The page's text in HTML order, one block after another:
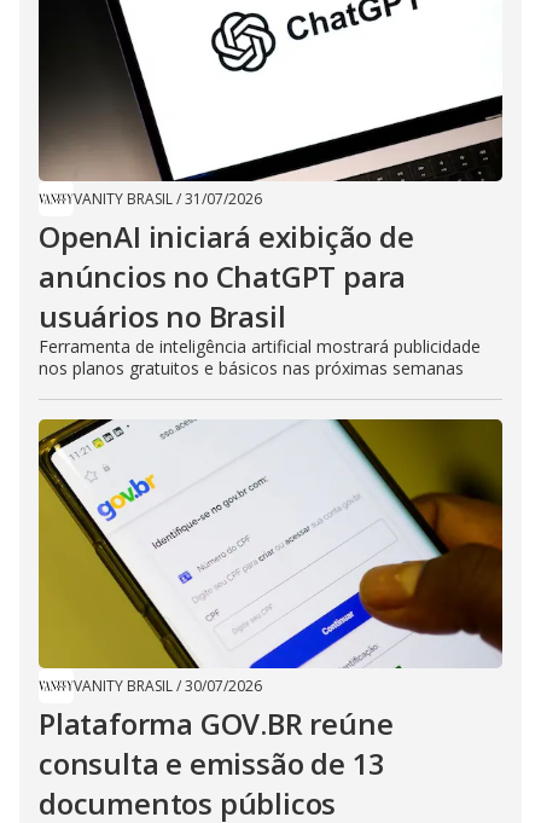
VANITY BRASIL/31/07/2026
OpenAI iniciará exibição de
anúncios no ChatGPT para
usuários no Brasil
Ferramenta de inteligência artificial mostrará publicidade
nos planos gratuitos e básicos nas próximas semanas
VANITY BRASIL/30/07/2026
Plataforma GOV.BR reúne
consulta e emissão de 13
documentos públicos